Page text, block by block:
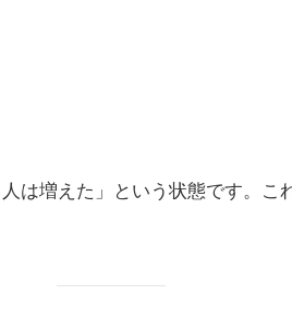
は増えた」という状態です。こ